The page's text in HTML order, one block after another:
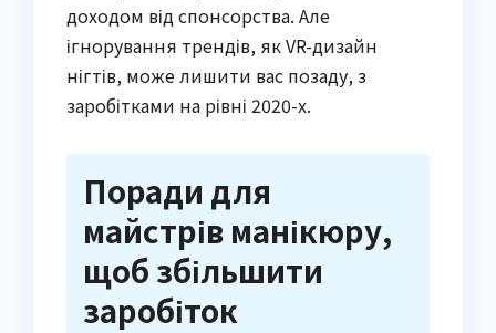
доходом від спонсорства. Але
ігнорування трендів, як VR-дизайн
нігтів, може лишити вас позаду, з
заробітками на рівні 2020-х.
Поради для
майстрів манікюру,
щоб збільшити
заробіток